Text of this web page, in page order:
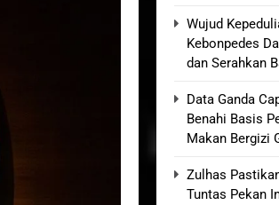
Empat Korban Kebakaran
Komite Sekolah, Disorot karena Dinilai
“Belum Ada Keputusan Resmi”
Royong Menggerakkan Ekonomi
Wujud
Kebonpedes
dan Serahkan
Data Ganda
Benahi Basis
Makan Bergizi
Zulhas
Tuntas Pekan